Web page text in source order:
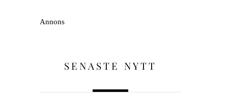
Annons
SENASTE NYTT